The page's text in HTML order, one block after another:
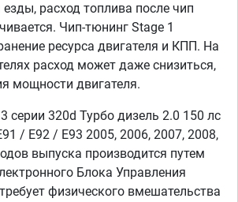
расход топлива после чип
Чип-тюнинг Stage 1
ресурса двигателя и КПП. На
расход может даже снизиться,
мощности двигателя.
серии 320d Турбо дизель 2.0 150 лс
/ E92 / E93 2005, 2006, 2007, 2008,
выпуска производится путем
Блока Управления
физического вмешательства